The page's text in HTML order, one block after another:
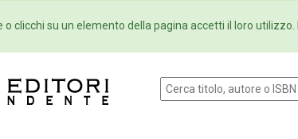
Collane Newsletter Ebookstore
clicchi su un elemento della pagina accetti il loro utilizzo.